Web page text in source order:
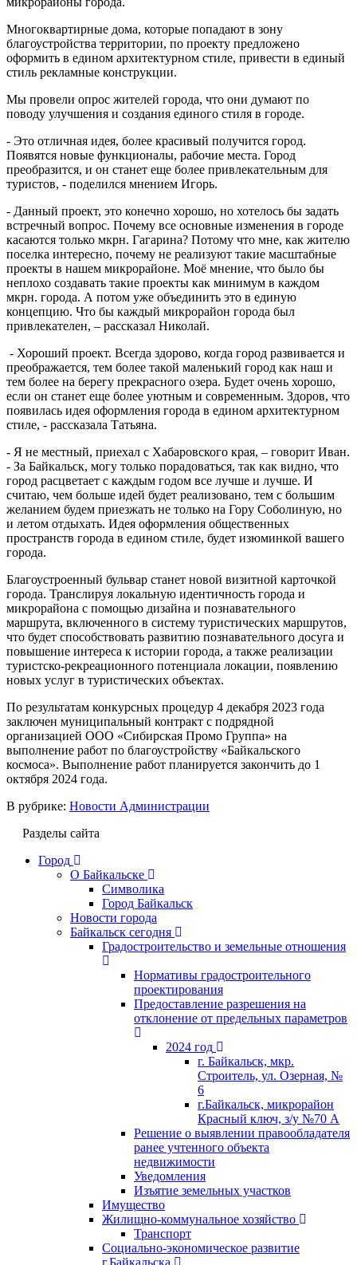
Многоквартирные дома, которые попадают в зону
благоустройства территории, по проекту предложено
оформить в едином архитектурном стиле, привести в единый
стиль рекламные конструкции.
Мы провели опрос жителей города, что они думают по
поводу улучшения и создания единого стиля в городе.
- Это отличная идея, более красивый получится город.
Появятся новые функционалы, рабочие места. Город
преобразится, и он станет еще более привлекательным для
туристов, - поделился мнением Игорь.
- Данный проект, это конечно хорошо, но хотелось бы задать
встречный вопрос. Почему все основные изменения в городе
касаются только мкрн. Гагарина? Потому что мне, как жителю
поселка интересно, почему не реализуют такие масштабные
проекты в нашем микрорайоне. Моё мнение, что было бы
неплохо создавать такие проекты как минимум в каждом
мкрн. города. А потом уже объединить это в единую
концепцию. Что бы каждый микрорайон города был
привлекателен, – рассказал Николай.
- Хороший проект. Всегда здорово, когда город развивается и
преображается, тем более такой маленький город как наш и
тем более на берегу прекрасного озера. Будет очень хорошо,
если он станет еще более уютным и современным. Здоров, что
появилась идея оформления города в едином архитектурном
стиле, - рассказала Татьяна.
- Я не местный, приехал с Хабаровского края, – говорит Иван.
- За Байкальск, могу только порадоваться, так как видно, что
город расцветает с каждым годом все лучше и лучше. И
считаю, чем больше идей будет реализовано, тем с большим
желанием будем приезжать не только на Гору Соболиную, но
и летом отдыхать. Идея оформления общественных
пространств города в едином стиле, будет изюминкой вашего
города.
Благоустроенный бульвар станет новой визитной карточкой
города. Транслируя локальную идентичность города и
микрорайона с помощью дизайна и познавательного
маршрута, включенного в систему туристических маршрутов,
что будет способствовать развитию познавательного досуга и
повышение интереса к истории города, а также реализации
туристско-рекреационного потенциала локации, появлению
новых услуг в туристических объектах.
По результатам конкурсных процедур 4 декабря 2023 года
заключен муниципальный контракт с подрядной
организацией ООО «Сибирская Промо Группа» на
выполнение работ по благоустройству «Байкальского
космоса». Выполнение работ планируется закончить до 1
октября 2024 года.
В рубрике: Новости Администрации
Разделы сайта
Город
О Байкальске
Символика
Город Байкальск
Новости города
Байкальск сегодня
Градостроительство и земельные отношения
Нормативы градостроительного
проектирования
Предоставление разрешения на
отклонение от предельных параметров
2024 год
г. Байкальск, мкр.
Строитель, ул. Озерная, №
6
г.Байкальск, микрорайон
Красный ключ, з/у №70 А
Решение о выявлении правообладателя
ранее учтенного объекта
недвижимости
Уведомления
Изъятие земельных участков
Имущество
Жилищно-коммунальное хозяйство
Транспорт
Социально-экономическое развитие
г.Байкальска